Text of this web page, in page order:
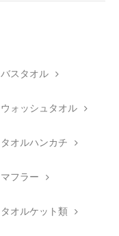
バスタオル
ウォッシュタオル
タオルハンカチ
マフラー
タオルケット類